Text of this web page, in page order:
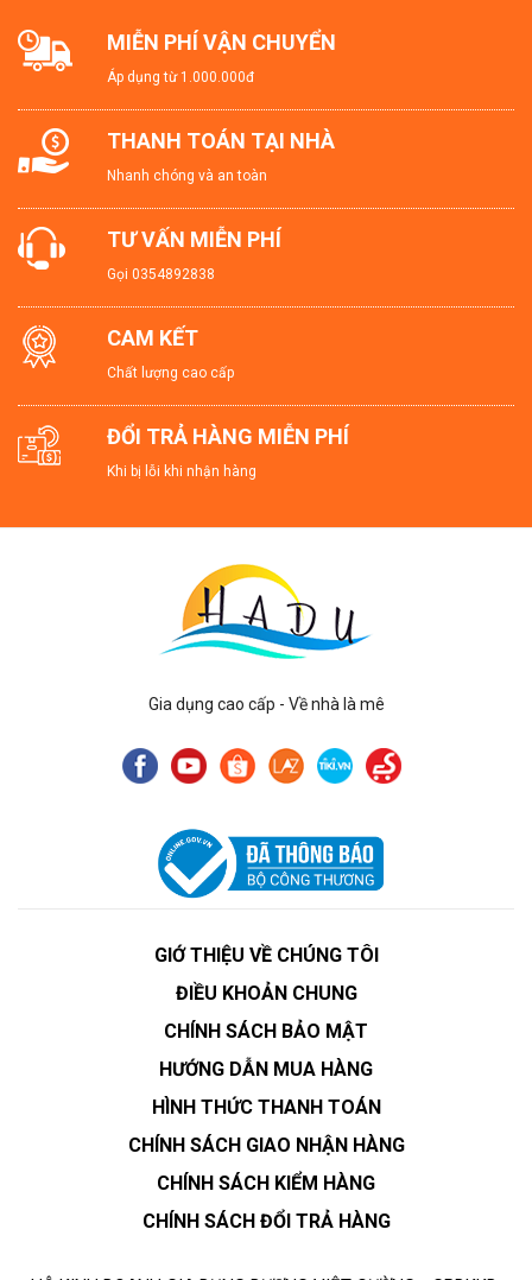
MIỄN PHÍ VẬN CHUYỂN
Áp dụng từ 1.000.000đ
THANH TOÁN TẠI NHÀ
Nhanh chóng và an toàn
TƯ VẤN MIỄN PHÍ
Gọi 0354892838
CAM KẾT
Chất lượng cao cấp
ĐỔI TRẢ HÀNG MIỄN PHÍ
Khi bị lỗi khi nhận hàng
Gia dụng cao cấp - Về nhà là mê
GIỚ THIỆU VỀ CHÚNG TÔI
ĐIỀU KHOẢN CHUNG
CHÍNH SÁCH BẢO MẬT
HƯỚNG DẪN MUA HÀNG
HÌNH THỨC THANH TOÁN
CHÍNH SÁCH GIAO NHẬN HÀNG
CHÍNH SÁCH KIỂM HÀNG
CHÍNH SÁCH ĐỔI TRẢ HÀNG